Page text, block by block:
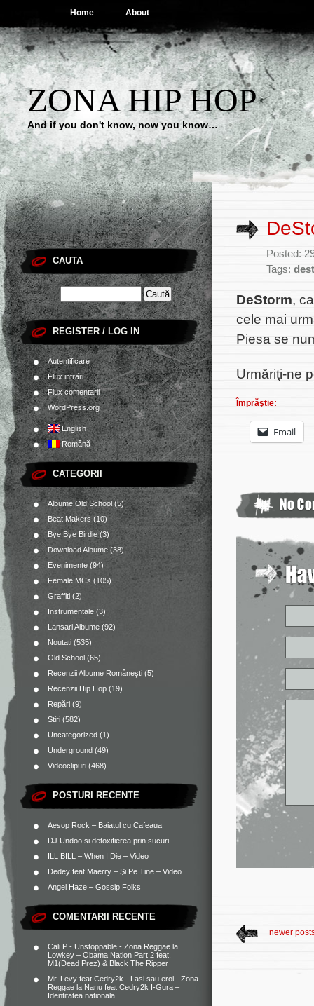
Home About
ZONA HIP HOP
And if you don't know, now you know…
CAUTA
REGISTER / LOG IN
Autentificare
Flux intrări
Flux comentarii
WordPress.org
English
Română
CATEGORII
Albume Old School(5)
Beat Makers(10)
Bye Bye Birdie(3)
Download Albume (38)
Evenimente (94)
Female MCs (105)
Graffiti (2)
Instrumentale (3)
Lansari Albume (92)
Noutati (535)
Old School (65)
Recenzii Albume Româneşti (5)
Recenzii Hip Hop (19)
Repări (9)
Stiri (582)
Uncategorized (1)
Underground (49)
Videoclipuri (468)
POSTURI RECENTE
Aesop Rock – Baiatul cu Cafeaua
DJ Undoo si detoxifierea prin sucuri
ILL BILL – When I Die – Video
Dedey feat Maerry – Şi Pe Tine – Video
Angel Haze – Gossip Folks
COMENTARII RECENTE
Cali P - Unstoppable - Zona Reggae la
Lowkey – Obama Nation Part 2 feat.
M1(Dead Prez) & Black The Ripper
Mr. Levy feat Cedry2k - Lasi sau eroi - Zona
Reggae la Nanu feat Cedry2k I-Gura –
Identitatea nationala
Posted:
Tags:
DeStorm,
cele mai
Piesa se
Urmăriţi-ne
Împrăştie:
Email
newer